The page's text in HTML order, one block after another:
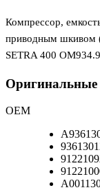
Компрессор,
приводным шкивом
SETRA 400
Оригинальные
OEM